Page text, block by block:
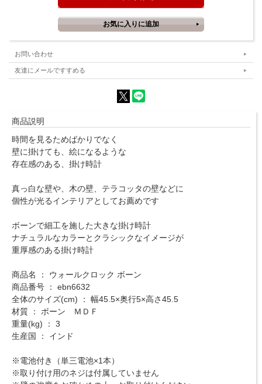
お問い合わせ
友達にメールですすめる
商品説明
時間を見るためばかりでなく
壁に掛けても、絵になるような
存在感のある、掛け時計
真っ白な壁や、木の壁、テラコッタの壁などに
個性が光るインテリアとしてお薦めです
ボーンで細工を施した大きな掛け時計
ナチュラルなカラーとクラシックなイメージが
重厚感のある掛け時計
商品名 ： ウォールクロック ボーン
商品番号 ： ebn6632
全体のサイズ(cm) ： 幅45.5×奥行5×高さ45.5
材質 ： ボーン ＭＤＦ
重量(kg) ： 3
生産国 ： インド
※電池付き（単三電池×1本）
※取り付け用のネジは付属していません